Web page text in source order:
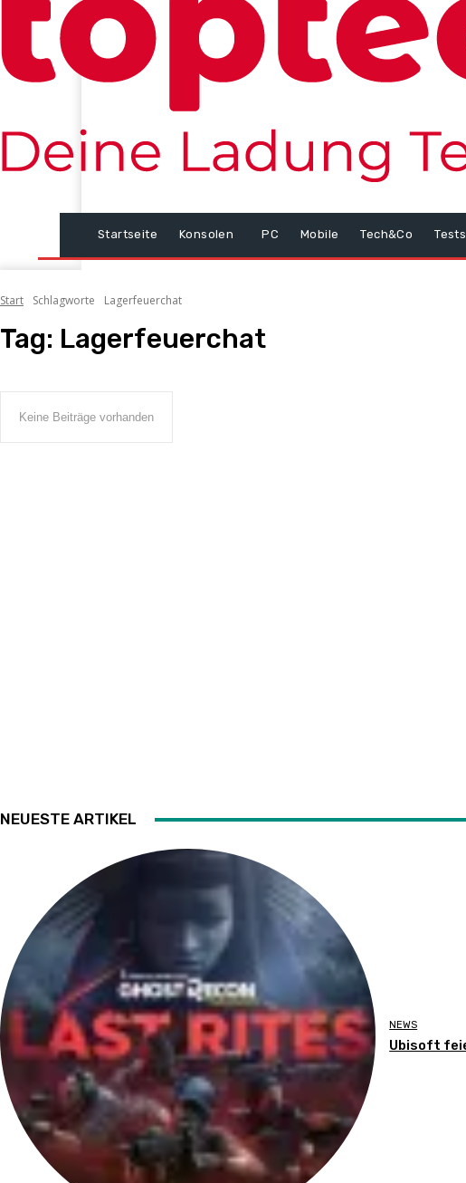
Startseite Konsolen PC Mobile Tech&Co Tests
Start Schlagworte Lagerfeuerchat
Tag: Lagerfeuerchat
Keine Beiträge vorhanden
NEUESTE ARTIKEL
NEWS
Ubisoft